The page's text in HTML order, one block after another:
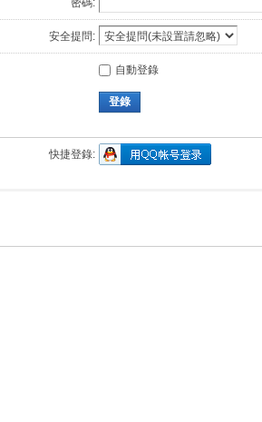
密碼:
安全提問:
自動登錄
登錄
快捷登錄: